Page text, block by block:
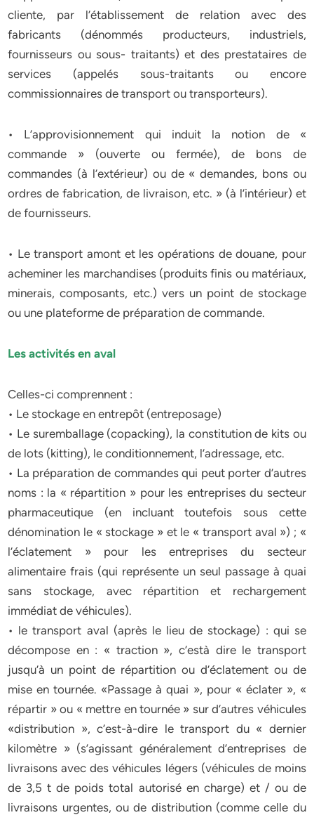
cliente, par l’établissement de relation avec des
fabricants (dénommés producteurs, industriels,
fournisseurs ou sous- traitants) et des prestataires de
services (appelés sous-traitants ou encore
commissionnaires de transport ou transporteurs).
• L’approvisionnement qui induit la notion de «
commande » (ouverte ou fermée), de bons de
commandes (à l’extérieur) ou de « demandes, bons ou
ordres de fabrication, de livraison, etc. » (à l’intérieur) et
de fournisseurs.
• Le transport amont et les opérations de douane, pour
acheminer les marchandises (produits finis ou matériaux,
minerais, composants, etc.) vers un point de stockage
ou une plateforme de préparation de commande.
Les activités en aval
Celles-ci comprennent :
• Le stockage en entrepôt (entreposage)
• Le suremballage (copacking), la constitution de kits ou
de lots (kitting), le conditionnement, l’adressage, etc.
• La préparation de commandes qui peut porter d’autres
noms : la « répartition » pour les entreprises du secteur
pharmaceutique (en incluant toutefois sous cette
dénomination le « stockage » et le « transport aval ») ; «
l’éclatement » pour les entreprises du secteur
alimentaire frais (qui représente un seul passage à quai
sans stockage, avec répartition et rechargement
immédiat de véhicules).
• le transport aval (après le lieu de stockage) : qui se
décompose en : « traction », c’està dire le transport
jusqu’à un point de répartition ou d’éclatement ou de
mise en tournée. «Passage à quai », pour « éclater », «
répartir » ou « mettre en tournée » sur d’autres véhicules
«distribution », c’est-à-dire le transport du « dernier
kilomètre » (s’agissant généralement d’entreprises de
livraisons avec des véhicules légers (véhicules de moins
de 3,5 t de poids total autorisé en charge) et / ou de
livraisons urgentes, ou de distribution (comme celle du